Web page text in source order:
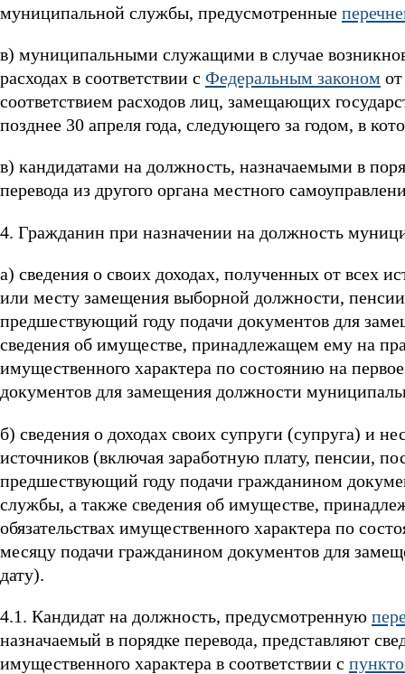
муниципальной службы, предусмотренные
в) муниципальными служащими в случае
расходах в соответствии с Федеральным законом
соответствием расходов лиц, замещающих
позднее 30 апреля года, следующего за годом, в
в) кандидатами на должность, назначаемыми в
перевода из другого органа местного
4. Гражданин при назначении на должность
а) сведения о своих доходах, полученных от всех
или месту замещения выборной должности,
предшествующий году подачи документов для
сведения об имуществе, принадлежащем ему на
имущественного характера по состоянию на
документов для замещения должности
б) сведения о доходах своих супруги (супруга) и
источников (включая заработную плату, пенсии,
предшествующий году подачи гражданином
службы, а также сведения об имуществе,
обязательствах имущественного характера по
месяцу подачи гражданином документов для
дату).
4.1. Кандидат на должность, предусмотренную
назначаемый в порядке перевода, представляют
имущественного характера в соответствии с